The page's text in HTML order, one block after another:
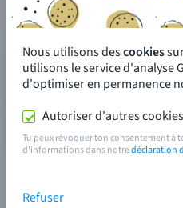
Nous utilisons descookies
utilisons le service d'analyse
d'optimiser en permanence
Autoriser d'autres
Tu peux révoquer ton consentement à
d'informations dans notredéclaration
Refuser